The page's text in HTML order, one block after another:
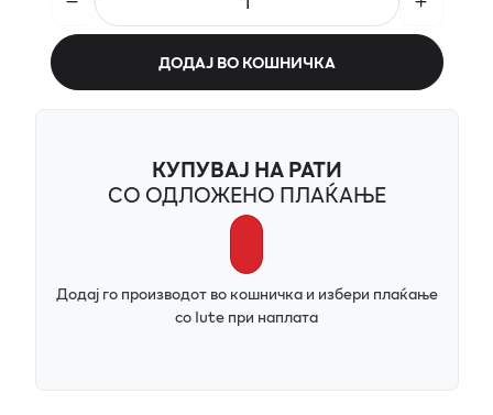
ДОДАЈ ВО КОШНИЧКА
КУПУВАЈ НА РАТИ
СО ОДЛОЖЕНО ПЛАЌАЊЕ
Додај го производот во кошничка и избери плаќање
со Iute при наплата